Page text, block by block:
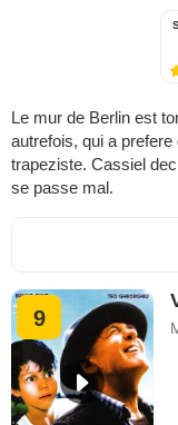
Le mur de Berlin est
autrefois, qui a
trapeziste. Cassiel
se passe mal.
9